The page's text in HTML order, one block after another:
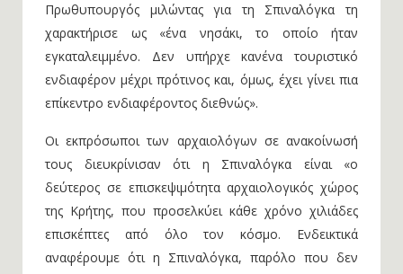
Πρωθυπουργός μιλώντας για τη Σπιναλόγκα τη
χαρακτήρισε ως «ένα νησάκι, το οποίο ήταν
εγκαταλειμμένο. Δεν υπήρχε κανένα τουριστικό
ενδιαφέρον μέχρι πρότινος και, όμως, έχει γίνει πια
επίκεντρο ενδιαφέροντος διεθνώς».
Οι εκπρόσωποι των αρχαιολόγων σε ανακοίνωσή
τους διευκρίνισαν ότι η Σπιναλόγκα είναι «ο
δεύτερος σε επισκεψιμότητα αρχαιολογικός χώρος
της Κρήτης, που προσελκύει κάθε χρόνο χιλιάδες
επισκέπτες από όλο τον κόσμο. Ενδεικτικά
αναφέρουμε ότι η Σπιναλόγκα, παρόλο που δεν